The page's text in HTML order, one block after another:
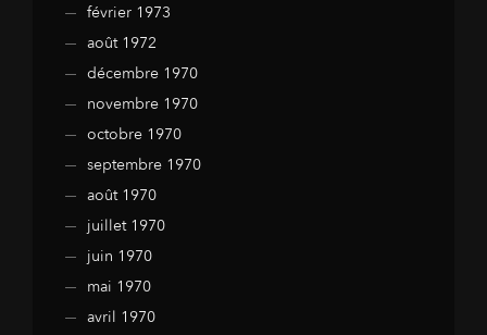
février 1973
août 1972
décembre 1970
novembre 1970
octobre 1970
septembre 1970
août 1970
juillet 1970
juin 1970
mai 1970
avril 1970